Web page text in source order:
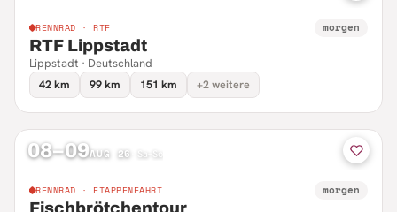
RENNRAD · RTF morgen
RTF Lippstadt
Lippstadt · Deutschland
42 km
99 km 151 km +2 weitere
08–09AUG 26 Sa–So
RENNRAD · ETAPPENFAHRT morgen
Fischbrötchentour